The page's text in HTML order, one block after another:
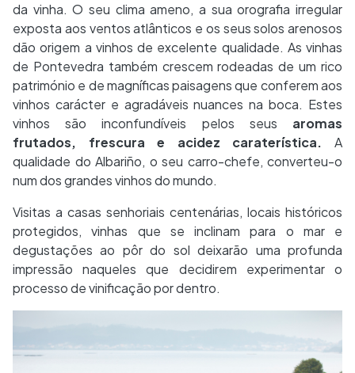
da vinha. O seu clima ameno, a sua orografia irregular
exposta aos ventos atlânticos e os seus solos arenosos
dão origem a vinhos de excelente qualidade. As vinhas
de Pontevedra também crescem rodeadas de um rico
património e de magníficas paisagens que conferem aos
vinhos carácter e agradáveis nuances na boca. Estes
vinhos são inconfundíveis pelos seus aromas
frutados, frescura e acidez caraterística. A
qualidade do Albariño, o seu carro-chefe, converteu-o
num dos grandes vinhos do mundo.
Visitas a casas senhoriais centenárias, locais históricos
protegidos, vinhas que se inclinam para o mar e
degustações ao pôr do sol deixarão uma profunda
impressão naqueles que decidirem experimentar o
processo de vinificação por dentro.